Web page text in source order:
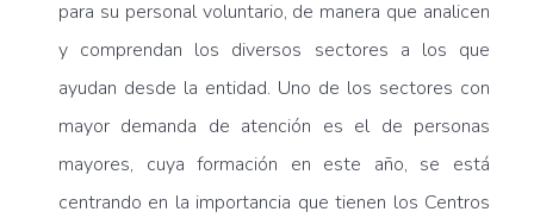
para su personal voluntario, de manera que analicen
y comprendan los diversos sectores a los que
ayudan desde la entidad. Uno de los sectores con
mayor demanda de atención es el de personas
mayores, cuya formación en este año, se está
centrando en la importancia que tienen los Centros